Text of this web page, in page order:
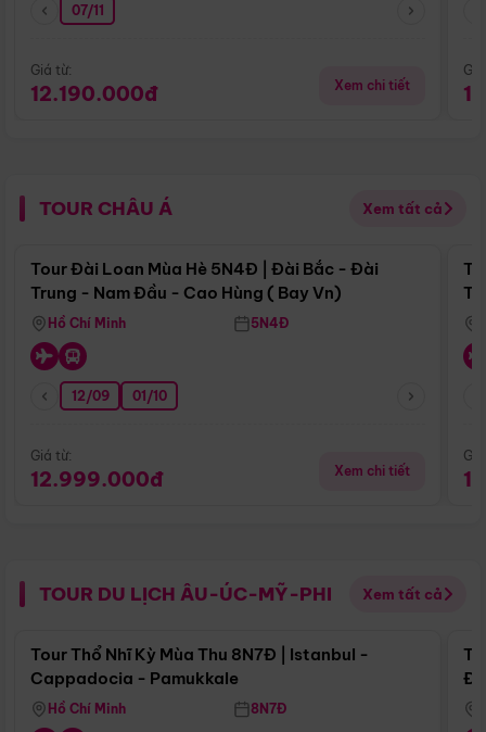
07/11
Giá từ:
12.190.000đ Xem chi tiết
TOUR CHÂU Á Xem tất cả
Điểm nổi bật
Tour Đài Loan Mùa Hè 5N4Đ | Đài Bắc - Đài
Trung - Nam Đầu - Cao Hùng ( Bay Vn)
Hồ Chí Minh 5N4Đ
12/09 01/10
Giá từ:
12.999.000đ Xem chi tiết
TOUR DU LỊCH ÂU-ÚC-MỸ-PHI Xem tất cả
Điểm nổi bật
Tour Thổ Nhĩ Kỳ Mùa Thu 8N7Đ | Istanbul -
Cappadocia - Pamukkale
Hồ Chí Minh 8N7Đ